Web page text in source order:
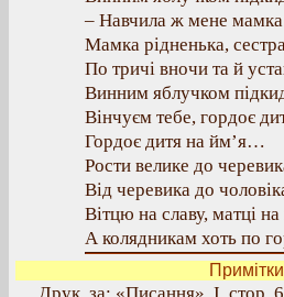
– Навчила ж мене мамка
Мамка рідненька,
По тричі вночи та й
Винним яблучком
Вінчуєм тебе, гордоє
Гордоє дитя на йм’я…
Рости велике до
Від черевика до
Вітцю на славу, матці на
А колядникам хоть по
Примітки